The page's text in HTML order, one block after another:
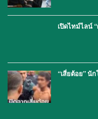
เปิดไทม์ไลน์
“เสี่ยต้อย” นั